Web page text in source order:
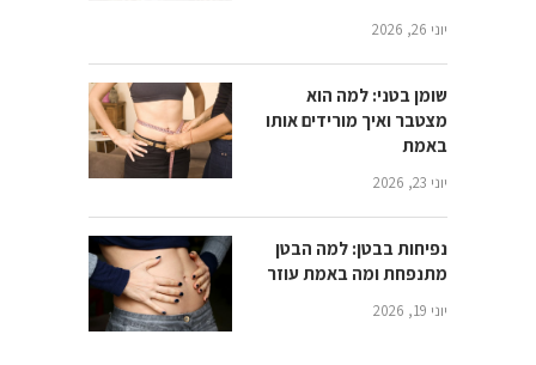
יוני 26, 2026
שומן בטני: למה הוא
מצטבר ואיך מורידים אותו
באמת
יוני 23, 2026
נפיחות בבטן: למה הבטן
מתנפחת ומה באמת עוזר
יוני 19, 2026